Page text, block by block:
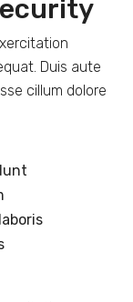
Duis aute
cillum dolore